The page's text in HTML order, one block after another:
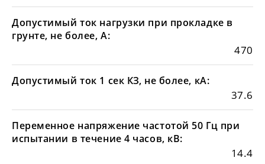
Допустимый ток нагрузки при прокладке в
грунте, не более, А:
470
Допустимый ток 1 сек КЗ, не более, кА:
37.6
Переменное напряжение частотой 50 Гц при
испытании в течение 4 часов, кВ:
14.4